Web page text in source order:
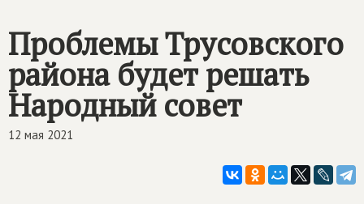
Контакты
Проблемы Трусовского
района будет решать
Народный совет
12 мая 2021